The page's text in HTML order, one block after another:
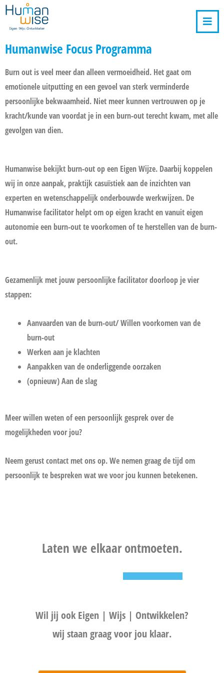
Humanwise Focus Programma
Burn out is veel meer dan alleen vermoeidheid. Het gaat om
emotionele uitputting en een gevoel van sterk verminderde
persoonlijke bekwaamheid. Niet meer kunnen vertrouwen op je
kracht/kunde van voordat je in een burn-out terecht kwam, met alle
gevolgen van dien.
Humanwise bekijkt burn-out op een Eigen Wijze. Daarbij koppelen
wij in onze aanpak, praktijk casuïstiek aan de inzichten van
experten en wetenschappelijk onderbouwde werkwijzen. De
Humanwise facilitator helpt om op eigen kracht en vanuit eigen
autonomie een burn-out te voorkomen of te herstellen van de burn-
out.
Gezamenlijk met jouw persoonlijke facilitator doorloop je vier
stappen:
Aanvaarden van de burn-out/ Willen voorkomen van de
burn-out
Werken aan je klachten
Aanpakken van de onderliggende oorzaken
(opnieuw) Aan de slag
Meer willen weten of een persoonlijk gesprek over de
mogelijkheden voor jou?
Neem gerust contact met ons op. We nemen graag de tijd om
persoonlijk te bespreken wat we voor jou kunnen betekenen.
Laten we elkaar ontmoeten.
Wil jij ook Eigen | Wijs | Ontwikkelen?
wij staan graag voor jou klaar.